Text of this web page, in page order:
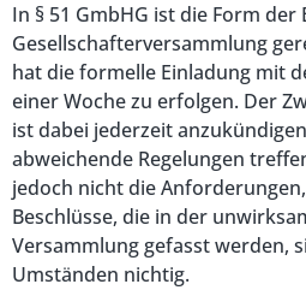
In § 51 GmbHG ist die Form
Gesellschafterversammlung
hat die formelle Einladung mit
einer Woche zu erfolgen. Der
ist dabei jederzeit
abweichende Regelungen
jedoch nicht die
Beschlüsse, die in der
Versammlung gefasst werden,
Umständen nichtig.